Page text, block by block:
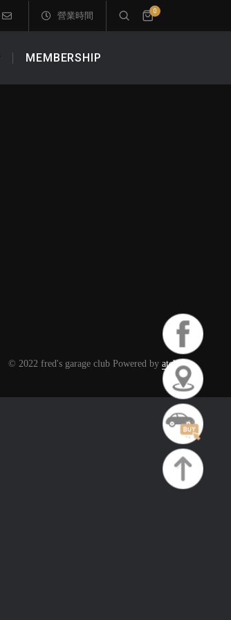
營業時間 0
MEMBERSHIP
© 2022 fred's garage club Powered by atchanx